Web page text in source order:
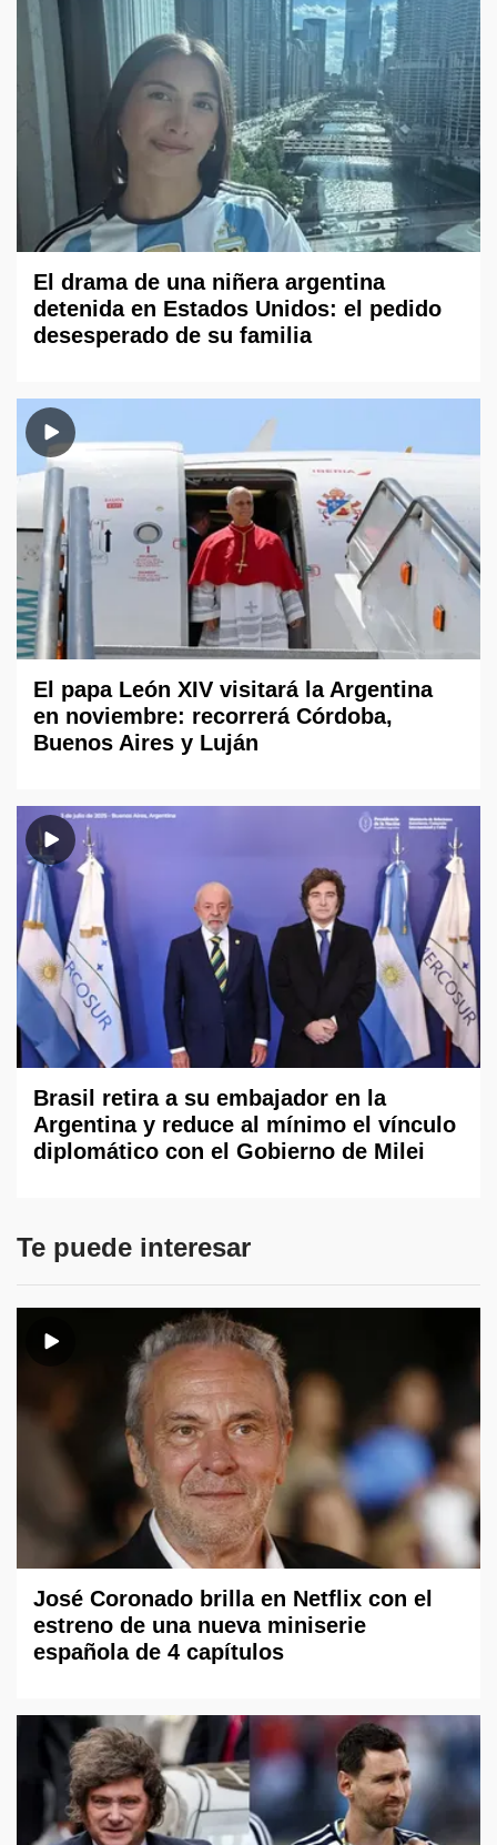
El drama de una niñera argentina
detenida en Estados Unidos: el pedido
desesperado de su familia
El papa León XIV visitará la Argentina
en noviembre: recorrerá Córdoba,
Buenos Aires y Luján
Brasil retira a su embajador en la
Argentina y reduce al mínimo el vínculo
diplomático con el Gobierno de Milei
Te puede interesar
José Coronado brilla en Netflix con el
estreno de una nueva miniserie
española de 4 capítulos